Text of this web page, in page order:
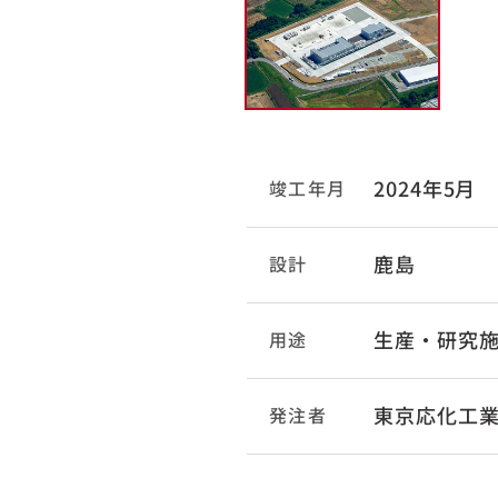
竣工年月 2024年5月
設計 鹿島
用途 生産・研究
発注者 東京応化工